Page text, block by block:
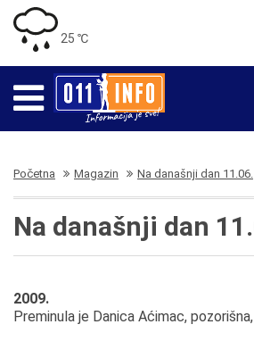
25 ℃
Početna Magazin Na današnji dan 11.06.
Na današnji dan
2009.
Preminula je Danica Aćimac,